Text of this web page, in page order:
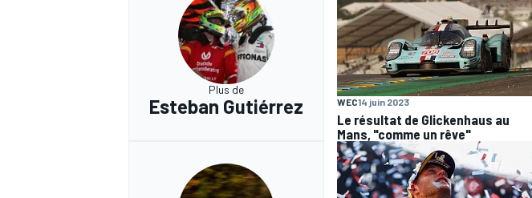
Plus de
Esteban Gutiérrez WEC14 juin 2023
Le résultat de Glickenhaus au
Mans, "comme un rêve"